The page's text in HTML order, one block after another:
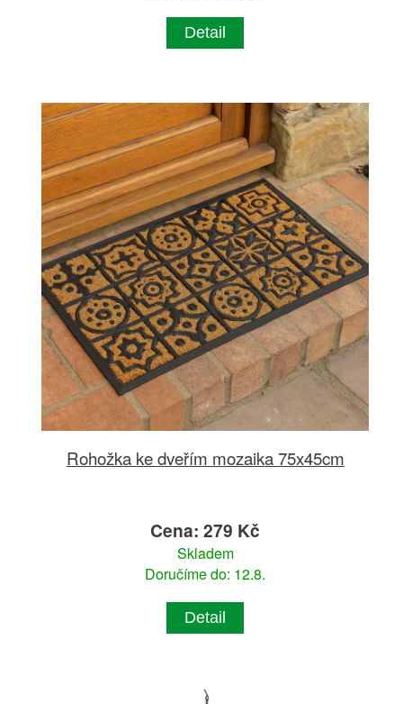
Detail
Rohožka ke dveřím mozaika 75x45cm
Cena: 279 Kč
Skladem
Doručíme do: 12.8.
Detail